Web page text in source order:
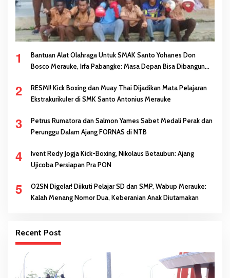
1
Bantuan Alat Olahraga Untuk SMAK Santo Yohanes Don
Bosco Merauke, Irfa Pabangke: Masa Depan Bisa Dibangun
2
RESMI! Kick Boxing dan Muay Thai Dijadikan Mata Pelajaran
Ekstrakurikuler di SMK Santo Antonius Merauke
3
Petrus Rumatora dan Salmon Yames Sabet Medali Perak dan
Perunggu Dalam Ajang FORNAS di NTB
4
Ivent Redy Jogja Kick-Boxing, Nikolaus Betaubun: Ajang
Ujicoba Persiapan Pra PON
5
O2SN Digelar! Diikuti Pelajar SD dan SMP, Wabup Merauke:
Kalah Menang Nomor Dua, Keberanian Anak Diutamakan
Recent Post